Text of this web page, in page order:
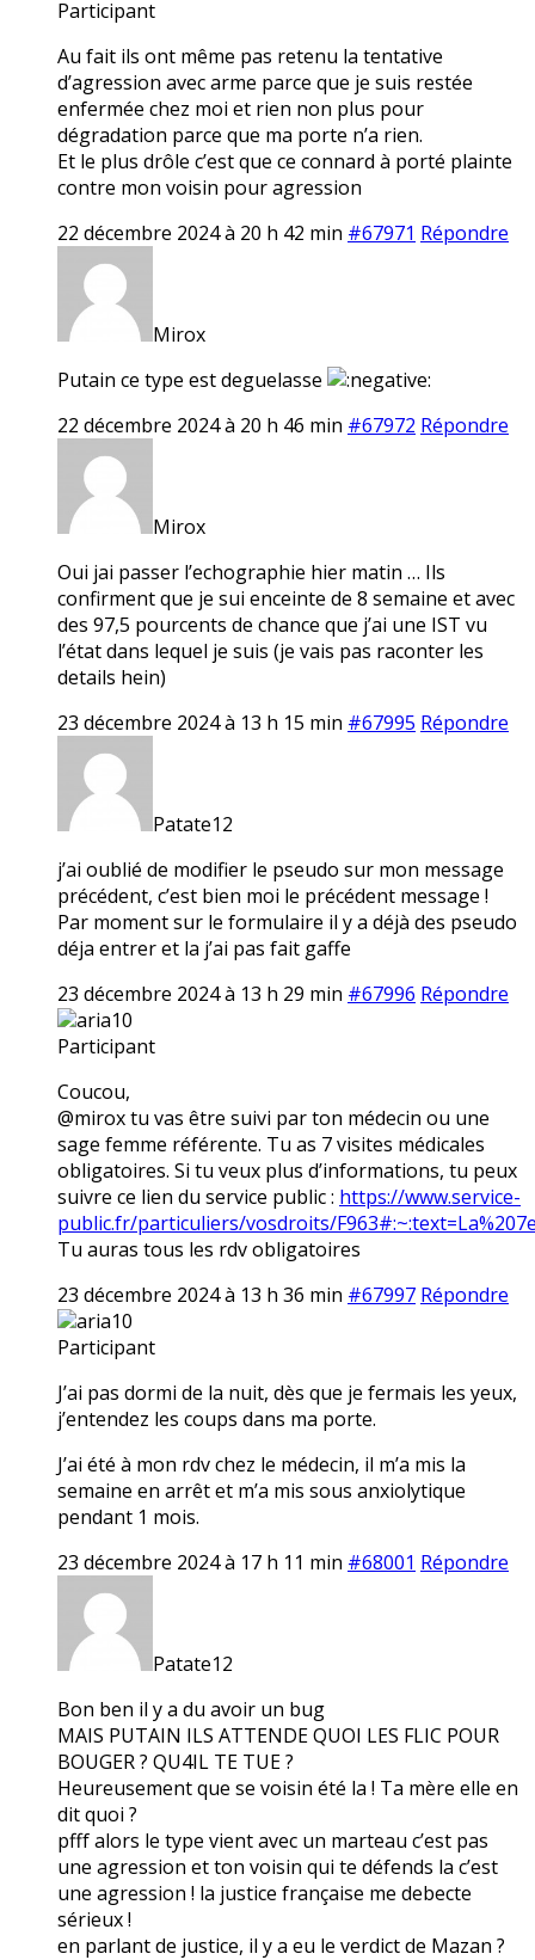
Participant
Au fait ils ont même pas retenu la tentative
d’agression avec arme parce que je suis restée
enfermée chez moi et rien non plus pour
dégradation parce que ma porte n’a rien.
Et le plus drôle c’est que ce connard à porté plainte
contre mon voisin pour agression
22 décembre 2024 à 20 h 42 min #67971 Répondre
Mirox
Putain ce type est deguelasse
22 décembre 2024 à 20 h 46 min #67972 Répondre
Mirox
Oui jai passer l’echographie hier matin … Ils
confirment que je sui enceinte de 8 semaine et avec
des 97,5 pourcents de chance que j’ai une IST vu
l’état dans lequel je suis (je vais pas raconter les
details hein)
23 décembre 2024 à 13 h 15 min #67995 Répondre
Patate12
j’ai oublié de modifier le pseudo sur mon message
précédent, c’est bien moi le précédent message !
Par moment sur le formulaire il y a déjà des pseudo
déja entrer et la j’ai pas fait gaffe
23 décembre 2024 à 13 h 29 min #67996 Répondre
aria10
Participant
Coucou,
@mirox tu vas être suivi par ton médecin ou une
sage femme référente. Tu as 7 visites médicales
obligatoires. Si tu veux plus d’informations, tu peux
suivre ce lien du service public : https://www.service-
public.fr/particuliers/vosdroits/
Tu auras tous les rdv obligatoires
23 décembre 2024 à 13 h 36 min #67997 Répondre
aria10
Participant
J’ai pas dormi de la nuit, dès que je fermais les yeux,
j’entendez les coups dans ma porte.
J’ai été à mon rdv chez le médecin, il m’a mis la
semaine en arrêt et m’a mis sous anxiolytique
pendant 1 mois.
23 décembre 2024 à 17 h 11 min #68001 Répondre
Patate12
Bon ben il y a du avoir un bug
MAIS PUTAIN ILS ATTENDE QUOI LES FLIC POUR
BOUGER ? QU4IL TE TUE ?
Heureusement que se voisin été la ! Ta mère elle en
dit quoi ?
pfff alors le type vient avec un marteau c’est pas
une agression et ton voisin qui te défends la c’est
une agression ! la justice française me debecte
sérieux !
en parlant de justice, il y a eu le verdict de Mazan ?